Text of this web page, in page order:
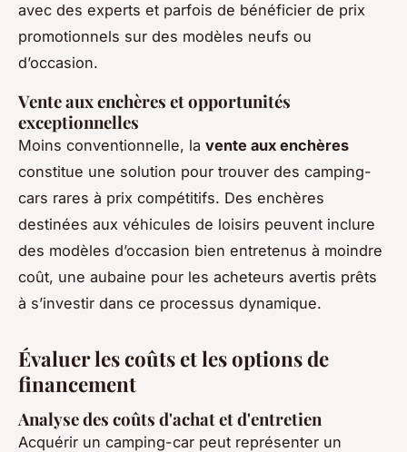
avec des experts et parfois de bénéficier de prix
promotionnels sur des modèles neufs ou
d’occasion.
Vente aux enchères et opportunités
exceptionnelles
Moins conventionnelle, la vente aux enchères
constitue une solution pour trouver des camping-
cars rares à prix compétitifs. Des enchères
destinées aux véhicules de loisirs peuvent inclure
des modèles d’occasion bien entretenus à moindre
coût, une aubaine pour les acheteurs avertis prêts
à s’investir dans ce processus dynamique.
Évaluer les coûts et les options de
financement
Analyse des coûts d'achat et d'entretien
Acquérir un camping-car peut représenter un